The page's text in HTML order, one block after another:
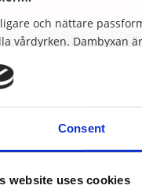
Consent
website uses cookies
och nättare
vårdyrken. Dambyxan
veck och resår i
en skön bomullskänsla.